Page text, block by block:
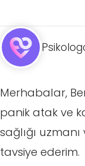
Merhabalar,
panik atak ve
sağlığı
tavsiye ederim.